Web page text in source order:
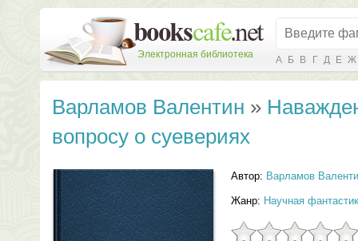
Электронная библиотека А Б В Г Д Е Ж
Варламов Валентин »
вопросу о суевериях
Автор: Варламов
Жанр: Научная